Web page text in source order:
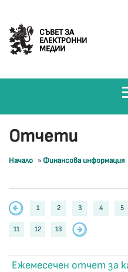
СЪВЕТ ЗА
ЕЛЕКТРОННИ
МЕДИИ
Отчети
Начало » Финансова информация
1 2 3 4 5
11 12 13
Ежемесечен отчет за